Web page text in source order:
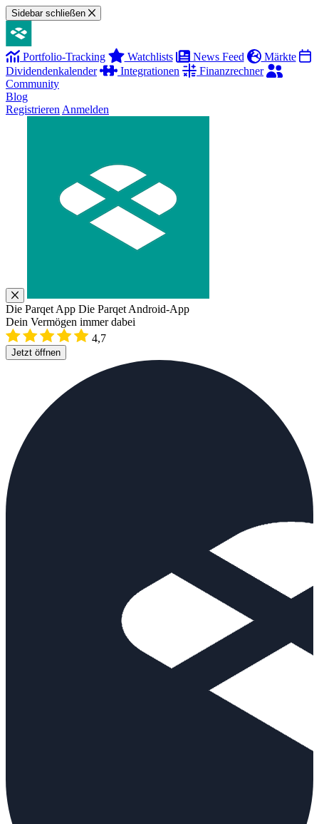
Sidebar schließen
Portfolio-Tracking Watchlists News Feed
Märkte
Dividendenkalender
Integrationen
Finanzrechner
Community
Blog
Registrieren Anmelden
Die Parqet App Die Parqet Android-App
Dein Vermögen immer dabei
4,7
Jetzt öffnen